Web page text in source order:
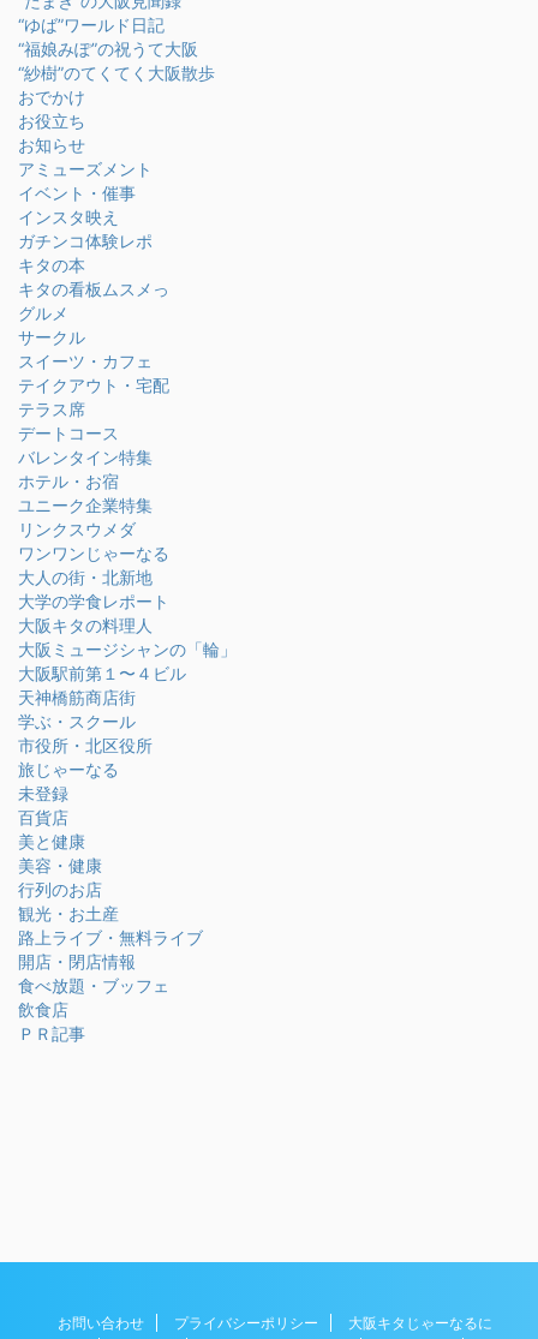
“ゆば”ワールド日記
“福娘みぽ”の祝うて大阪
“紗樹”のてくてく大阪散歩
おでかけ
お役立ち
お知らせ
アミューズメント
イベント・催事
インスタ映え
ガチンコ体験レポ
キタの本
キタの看板ムスメっ
グルメ
サークル
スイーツ・カフェ
テイクアウト・宅配
テラス席
デートコース
バレンタイン特集
ホテル・お宿
ユニーク企業特集
リンクスウメダ
ワンワンじゃーなる
大人の街・北新地
大学の学食レポート
大阪キタの料理人
大阪ミュージシャンの「輪」
大阪駅前第１〜４ビル
天神橋筋商店街
学ぶ・スクール
市役所・北区役所
旅じゃーなる
未登録
百貨店
美と健康
美容・健康
行列のお店
観光・お土産
路上ライブ・無料ライブ
開店・閉店情報
食べ放題・ブッフェ
飲食店
ＰＲ記事
お問い合わせ プライバシーポリシー
大阪キタじゃーなるに